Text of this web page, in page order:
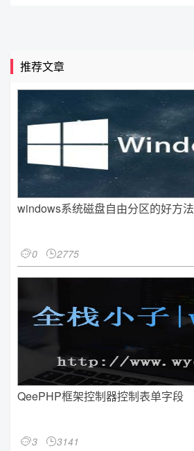
推荐文章
windows系统磁盘自由分区的好方法
0 2775
QeePHP框架控制器控制表单字段
3 3141